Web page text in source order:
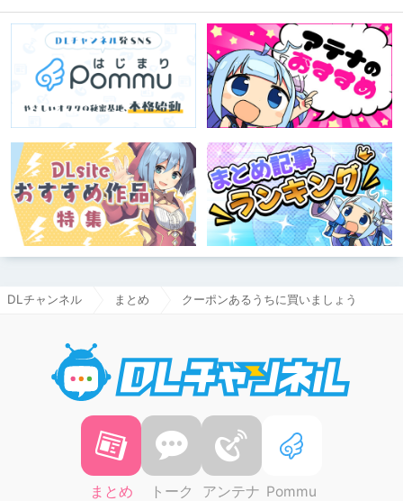
DLチャンネル まとめ クーポンあるうちに買いましょう
まとめ トーク アンテナ Pommu